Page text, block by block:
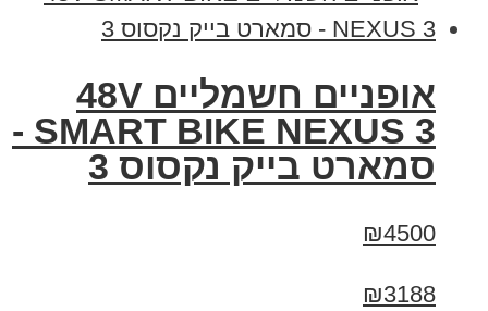
אופניים חשמליים 48V
SMART BIKE NEXUS 3 -
סמארט בייק נקסוס 3
₪4500
₪3188